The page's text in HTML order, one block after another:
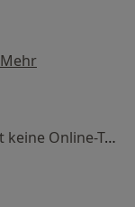
Mehr
Dieser Arzt bzw. diese Ärztin bietet keine Online-Terminbuchung an diesem Standort an.